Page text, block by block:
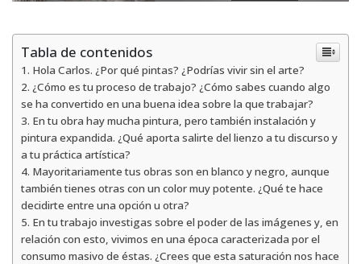
Tabla de contenidos
Hola Carlos. ¿Por qué pintas? ¿Podrías vivir sin el arte?
¿Cómo es tu proceso de trabajo? ¿Cómo sabes cuando algo
se ha convertido en una buena idea sobre la que trabajar?
En tu obra hay mucha pintura, pero también instalación y
pintura expandida. ¿Qué aporta salirte del lienzo a tu discurso y
a tu práctica artística?
Mayoritariamente tus obras son en blanco y negro, aunque
también tienes otras con un color muy potente. ¿Qué te hace
decidirte entre una opción u otra?
En tu trabajo investigas sobre el poder de las imágenes y, en
relación con esto, vivimos en una época caracterizada por el
consumo masivo de éstas. ¿Crees que esta saturación nos hace